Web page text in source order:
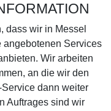
dass wir in Messel
angebotenen Services
Wir arbeiten
an die wir den
dann weiter
Auftrages sind wir